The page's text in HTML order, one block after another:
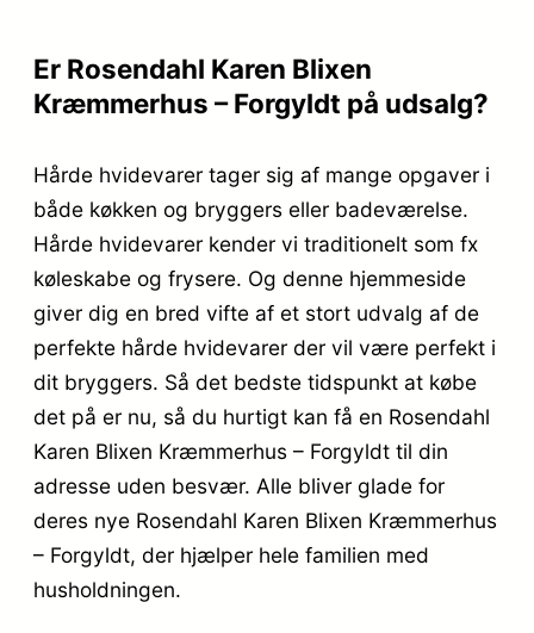
Er Rosendahl Karen Blixen
Kræmmerhus – Forgyldt på udsalg?
Hårde hvidevarer tager sig af mange opgaver i
både køkken og bryggers eller badeværelse.
Hårde hvidevarer kender vi traditionelt som fx
køleskabe og frysere. Og denne hjemmeside
giver dig en bred vifte af et stort udvalg af de
perfekte hårde hvidevarer der vil være perfekt i
dit bryggers. Så det bedste tidspunkt at købe
det på er nu, så du hurtigt kan få en Rosendahl
Karen Blixen Kræmmerhus – Forgyldt til din
adresse uden besvær. Alle bliver glade for
deres nye Rosendahl Karen Blixen Kræmmerhus
– Forgyldt, der hjælper hele familien med
husholdningen.